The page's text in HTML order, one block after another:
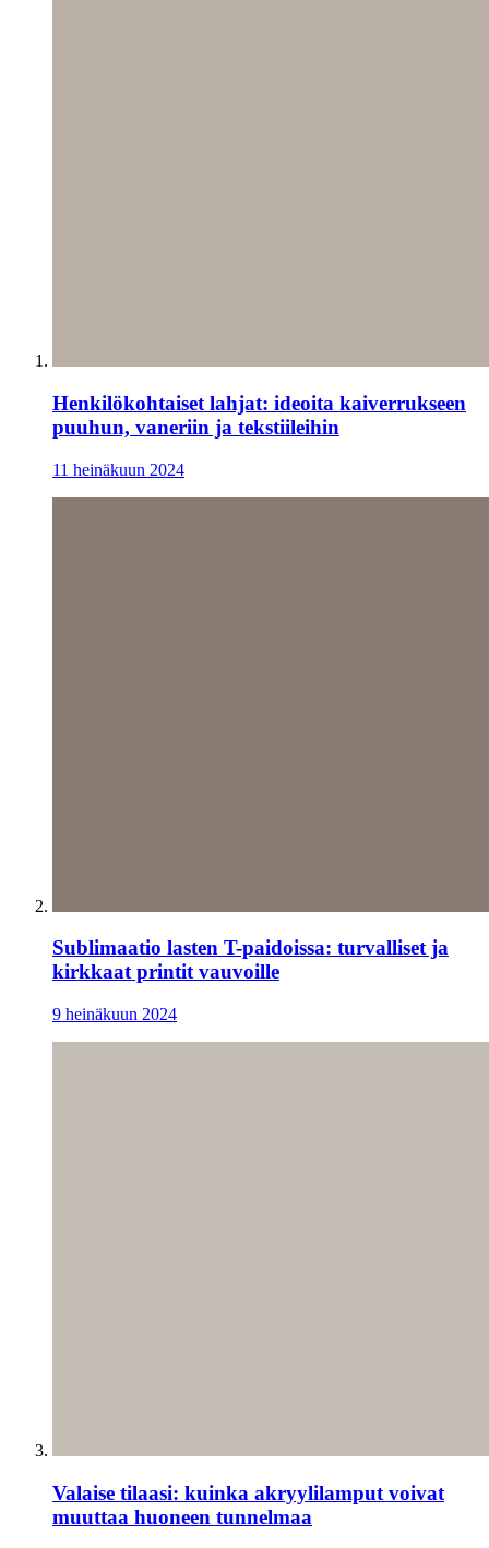
Henkilökohtaiset lahjat: ideoita kaiverrukseen
puuhun, vaneriin ja tekstiileihin
11 heinäkuun 2024
Sublimaatio lasten T-paidoissa: turvalliset ja
kirkkaat printit vauvoille
9 heinäkuun 2024
Valaise tilaasi: kuinka akryylilamput voivat
muuttaa huoneen tunnelmaa